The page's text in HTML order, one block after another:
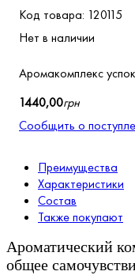
120115
Нет в наличии
Аромакомплекс
1440,00грн
Сообщить о
Преимущества
Характеристики
Состав
Также покупают
Ароматический
общее